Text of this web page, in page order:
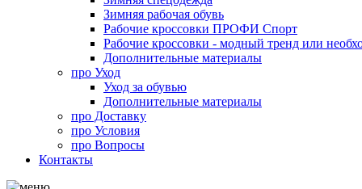
Зимняя рабочая обувь
Рабочие кроссовки ПРОФИ Спорт
Рабочие кроссовки - модный тренд или
Дополнительные материалы
про Уход
Уход за обувью
Дополнительные материалы
про Доставку
про Условия
про Вопросы
Контакты